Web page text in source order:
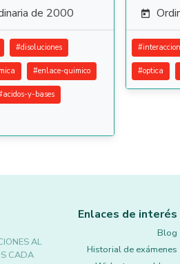
de 2000
#disoluciones
#enlace-quimico
acidos-y-bases

#
#optica
AL
CADA
Enlaces de interés
Blog
Historial de exámenes